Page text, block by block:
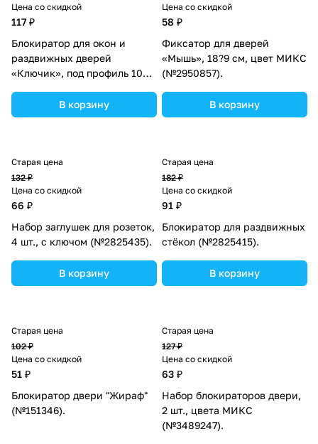
Цена со скидкой
117 ₽
Блокиратор для окон и
раздвижных дверей
«Ключик», под профиль 10
В корзину
Цена со скидкой
58 ₽
Фиксатор для дверей
«Мышь», 18?9 см, цвет МИКС
(№2950857).
В корзину
Старая цена
132 ₽
Цена со скидкой
66 ₽
Набор заглушек для розеток,
4 шт., с ключом (№2825435).
В корзину
Старая цена
182 ₽
Цена со скидкой
91 ₽
Блокиратор для раздвижных
стёкол (№2825415).
В корзину
Старая цена
102 ₽
Цена со скидкой
51 ₽
Блокиратор двери "Жираф"
(№151346).
Старая цена
127 ₽
Цена со скидкой
63 ₽
Набор блокираторов двери,
2 шт., цвета МИКС
(№3489247).